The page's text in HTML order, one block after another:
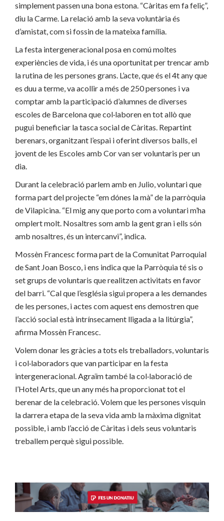
simplement passen una bona estona. “Càritas em fa feliç”,
diu la Carme. La relació amb la seva voluntària és
d’amistat, com si fossin de la mateixa família.
La festa intergeneracional posa en comú moltes
experiències de vida, i és una oportunitat per trencar amb
la rutina de les persones grans. L’acte, que és el 4t any que
es duu a terme, va acollir a més de 250 persones i va
comptar amb la participació d’alumnes de diverses
escoles de Barcelona que col·laboren en tot allò que
pugui beneficiar la tasca social de Càritas. Repartint
berenars, organitzant l’espai i oferint diversos balls, el
jovent de les Escoles amb Cor van ser voluntaris per un
dia.
Durant la celebració parlem amb en Julio, voluntari que
forma part del projecte “em dónes la mà” de la parròquia
de Vilapicina. “El mig any que porto com a voluntari m’ha
omplert molt. Nosaltres som amb la gent gran i ells són
amb nosaltres, és un intercanvi”, indica.
Mossèn Francesc forma part de la Comunitat Parroquial
de Sant Joan Bosco, i ens indica que la Parròquia té sis o
set grups de voluntaris que realitzen activitats en favor
del barri. “Cal que l’església sigui propera a les demandes
de les persones, i actes com aquest ens demostren que
l’acció social està intrínsecament lligada a la litúrgia”,
afirma Mossèn Francesc.
Volem donar les gràcies a tots els treballadors, voluntaris
i col·laboradors que van participar en la festa
intergeneracional. Agraïm també la col·laboració de
l’Hotel Arts, que un any més ha proporcionat tot el
berenar de la celebració. Volem que les persones visquin
la darrera etapa de la seva vida amb la màxima dignitat
possible, i amb l’acció de Càritas i dels seus voluntaris
treballem perquè sigui possible.